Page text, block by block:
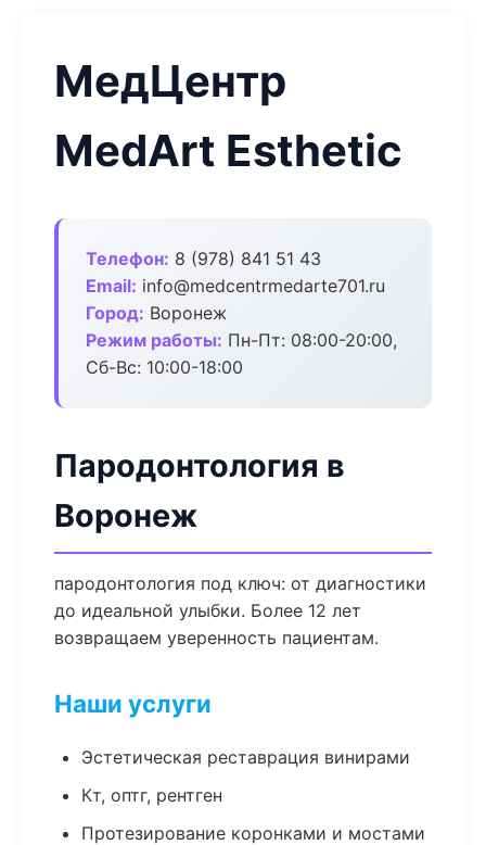
МедЦентр
MedArt Esthetic
Телефон: 8 (978) 841 51 43
Email: info@medcentrmedarte701.ru
Город: Воронеж
Режим работы: Пн-Пт: 08:00-20:00,
Сб-Вс: 10:00-18:00
Пародонтология в
Воронеж
пародонтология под ключ: от диагностики
до идеальной улыбки. Более 12 лет
возвращаем уверенность пациентам.
Наши услуги
Эстетическая реставрация винирами
Кт, оптг, рентген
Протезирование коронками и мостами